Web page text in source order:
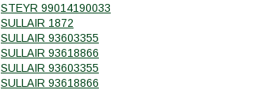
STEYR 99014190033
SULLAIR 1872
SULLAIR 93603355
SULLAIR 93618866
SULLAIR 93603355
SULLAIR 93618866